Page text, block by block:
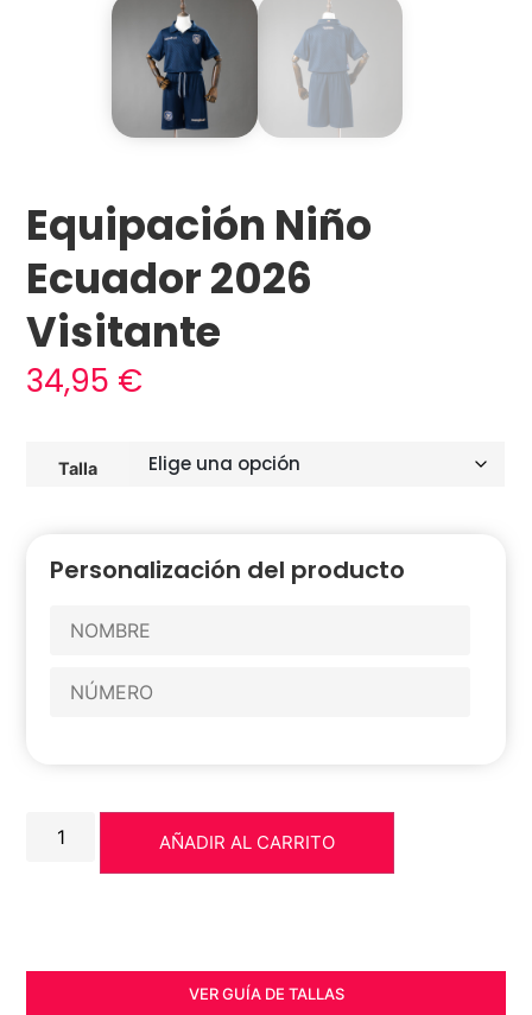
Equipación Niño
Ecuador 2026
Visitante
34,95 €
Talla
Personalización del producto
AÑADIR AL CARRITO
VER GUÍA DE TALLAS